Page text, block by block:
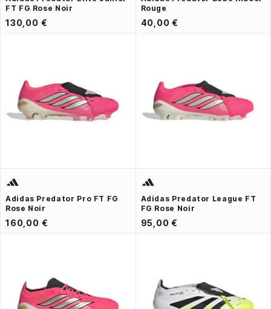
FT FG Rose Noir
130,00 €
Rouge
40,00 €
Adidas Predator Pro FT FG
Rose Noir
160,00 €
Adidas Predator League FT
FG Rose Noir
95,00 €